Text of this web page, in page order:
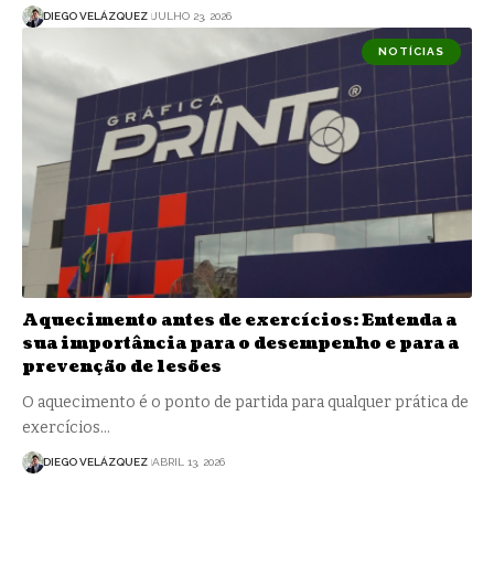
DIEGO VELÁZQUEZ JULHO 23, 2026
NOTÍCIAS
Aquecimento antes de exercícios: Entenda a
sua importância para o desempenho e para a
prevenção de lesões
O aquecimento é o ponto de partida para qualquer prática de
exercícios…
DIEGO VELÁZQUEZ ABRIL 13, 2026